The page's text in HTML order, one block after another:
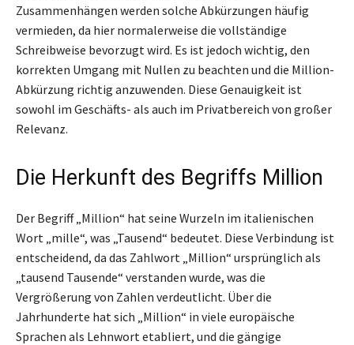
Zusammenhängen werden solche Abkürzungen häufig
vermieden, da hier normalerweise die vollständige
Schreibweise bevorzugt wird. Es ist jedoch wichtig, den
korrekten Umgang mit Nullen zu beachten und die Million-
Abkürzung richtig anzuwenden. Diese Genauigkeit ist
sowohl im Geschäfts- als auch im Privatbereich von großer
Relevanz.
Die Herkunft des Begriffs Million
Der Begriff „Million“ hat seine Wurzeln im italienischen
Wort „mille“, was „Tausend“ bedeutet. Diese Verbindung ist
entscheidend, da das Zahlwort „Million“ ursprünglich als
„tausend Tausende“ verstanden wurde, was die
Vergrößerung von Zahlen verdeutlicht. Über die
Jahrhunderte hat sich „Million“ in viele europäische
Sprachen als Lehnwort etabliert, und die gängige